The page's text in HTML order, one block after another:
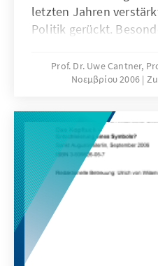
letzten Jahren
Politik gerückt.
Hilfe innovativer
Dienstleistungen zu
Landesebene
werden können,
Fehlanreize dadurch
welche Wege
einschlagen könnten,
Studie. Die
auf Bundes- und
zuständigen Vertretern
und
Prof. Dr. Uwe Cantner,
Νοεμβρίου 2006